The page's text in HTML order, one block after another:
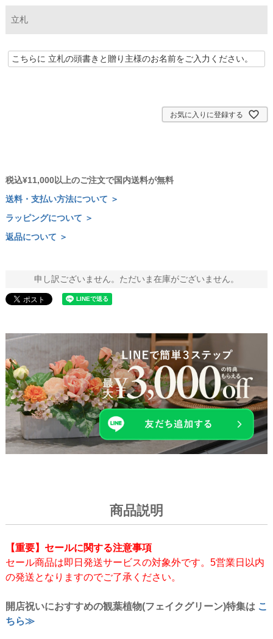
立札
お気に入りに登録する
税込¥11,000以上のご注文で国内送料が無料
送料・支払い方法について ＞
ラッピングについて ＞
返品について ＞
申し訳ございません。ただいま在庫がございません。
商品説明
【重要】セールに関する注意事項
セール商品は即日発送サービスの対象外です。5営業日以内
の発送となりますのでご了承ください。
開店祝いにおすすめの観葉植物(フェイクグリーン)特集は こ
ちら≫